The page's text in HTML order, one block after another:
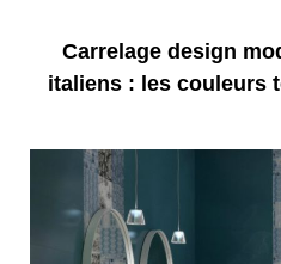
Carrelage design
italiens : les couleurs